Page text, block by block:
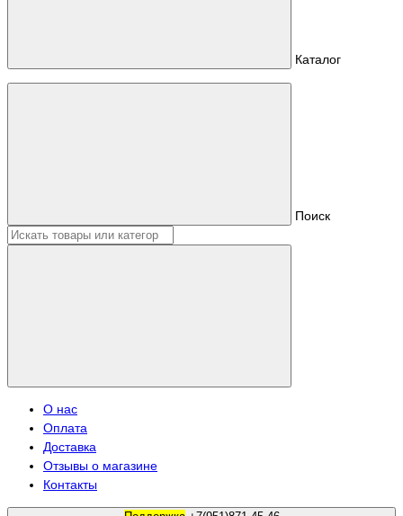
Каталог
Поиск
О нас
Оплата
Доставка
Отзывы о магазине
Контакты